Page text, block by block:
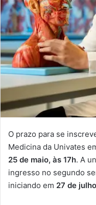
O prazo para se
Medicina da Univates
25 de maio, às 17h. A
ingresso no segundo
iniciando em 27 de julho